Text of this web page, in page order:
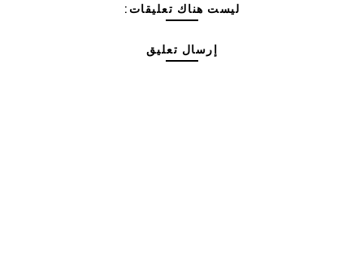
ليست هناك تعليقات:
إرسال تعليق